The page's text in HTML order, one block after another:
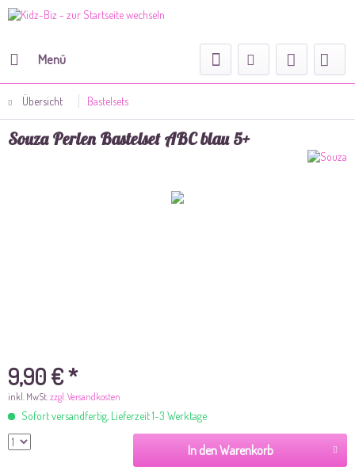
Menü
Übersicht Bastelsets
Souza Perlen Bastelset ABC blau 5+
9,90 € *
inkl. MwSt.zzgl. Versandkosten
Sofort versandfertig, Lieferzeit 1-3 Werktage
In den Warenkorb